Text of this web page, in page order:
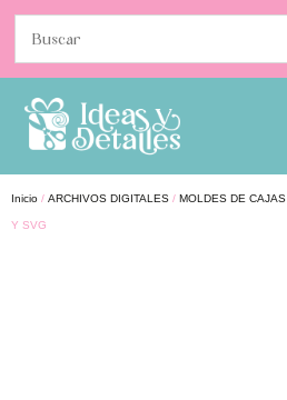
Inicio / ARCHIVOS DIGITALES / MOLDES DE CAJAS
Y SVG